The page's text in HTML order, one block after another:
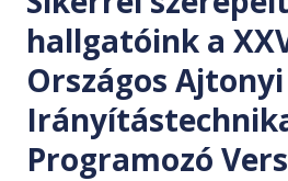
hallgatóink a
Országos
Programozó